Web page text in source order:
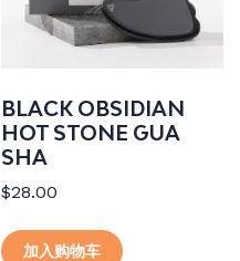
BLACK OBSIDIAN
HOT STONE GUA
SHA
$28.00
加入购物车